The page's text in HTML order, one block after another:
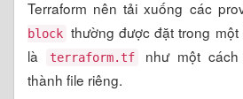
Terraform nên tải xuống các
block thường được đặt trong
là
terraform.tf
như một
thành file riêng.